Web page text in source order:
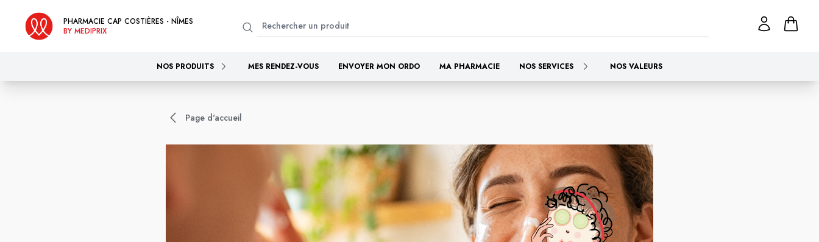
PHARMACIE CAP COSTIÈRES - NÎMES
BY MEDIPRIX
NOS PRODUITS MES RENDEZ-VOUS ENVOYER MON ORDO MA PHARMACIE NOS SERVICES NOS VALEURS
Page d'accueil